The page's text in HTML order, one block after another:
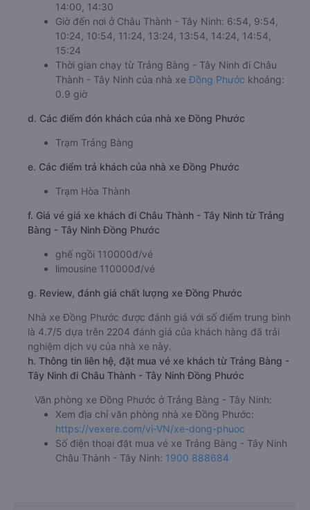
14:00, 14:30
Giờ đến nơi ở Châu Thành - Tây Ninh: 6:54, 9:54,
10:24, 10:54, 11:24, 13:24, 13:54, 14:24, 14:54,
15:24
Thời gian chạy từ Trảng Bàng - Tây Ninh đi Châu
Thành - Tây Ninh của nhà xe Đồng Phước khoảng:
0.9 giờ
d. Các điểm đón khách của nhà xe Đồng Phước
Trạm Trảng Bàng
e. Các điểm trả khách của nhà xe Đồng Phước
Trạm Hòa Thành
f. Giá vé giá xe khách đi Châu Thành - Tây Ninh từ Trảng
Bàng - Tây Ninh Đồng Phước
ghế ngồi 110000đ/vé
limousine 110000đ/vé
g. Review, đánh giá chất lượng xe Đồng Phước
Nhà xe Đồng Phước được đánh giá với số điểm trung bình
là 4.7/5 dựa trên 2204 đánh giá của khách hàng đã trải
nghiệm dịch vụ của nhà xe này.
h. Thông tin liên hệ, đặt mua vé xe khách từ Trảng Bàng -
Tây Ninh đi Châu Thành - Tây Ninh Đồng Phước
Văn phòng xe Đồng Phước ở Trảng Bàng - Tây Ninh:
Xem địa chỉ văn phòng nhà xe Đồng Phước:
https://vexere.com/vi-VN/xe-dong-phuoc
Số điện thoại đặt mua vé xe Trảng Bàng - Tây Ninh
Châu Thành - Tây Ninh: 1900 888684